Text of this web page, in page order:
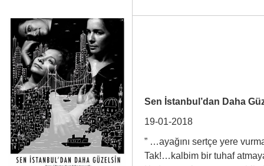
Sen İstanbul’dan Daha
19-01-2018
” …ayağını sertçe yere
Tak!…kalbim bir tuhaf